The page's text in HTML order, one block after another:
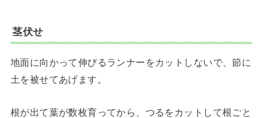
茎伏せ
地面に向かって伸びるランナーをカットしないで、節に
土を被せてあげます。
根が出て葉が数枚育ってから、つるをカットして根ごと